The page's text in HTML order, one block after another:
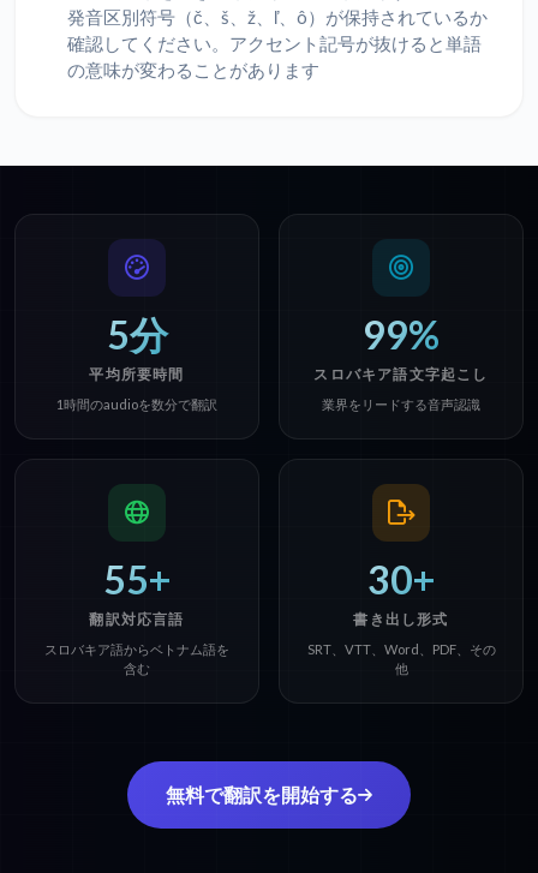
発音区別符号（č、š、ž、ľ、ô）が保持されているか
確認してください。アクセント記号が抜けると単語
の意味が変わることがあります
5分
平均所要時間
1時間のaudioを数分で翻訳
99%
スロバキア語文字起こし
業界をリードする音声認識
55+
翻訳対応言語
スロバキア語からベトナム語を
含む
30+
書き出し形式
SRT、VTT、Word、PDF、その
他
無料で翻訳を開始する